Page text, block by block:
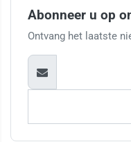
Abonneer u op
Ontvang het laatste